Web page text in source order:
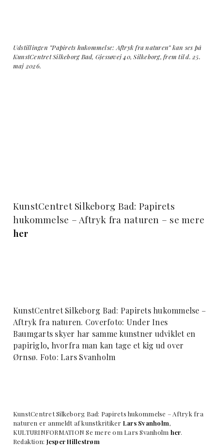
Udstillingen ”Papirets hukommelse: Aftryk fra naturen” kan ses på
KunstCentret Silkeborg Bad, Gjessøvej 40, Silkeborg, frem til d. 25.
maj 2026.
KunstCentret Silkeborg Bad: Papirets
hukommelse – Aftryk fra naturen – se mere
her
KunstCentret Silkeborg Bad: Papirets hukommelse –
Aftryk fra naturen. Coverfoto: Under Ines
Baumgarts skyer har samme kunstner udviklet en
papiriglo, hvorfra man kan tage et kig ud over
Ørnsø. Foto: Lars Svanholm
KunstCentret Silkeborg Bad: Papirets hukommelse – Aftryk fra
naturen er anmeldt af kunstkritiker Lars Svanholm,
KULTURINFORMATION Se mere om Lars Svanholm her.
Redaktion: Jesper Hillestrøm